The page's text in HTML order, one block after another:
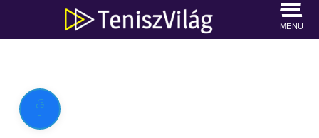
MENU
